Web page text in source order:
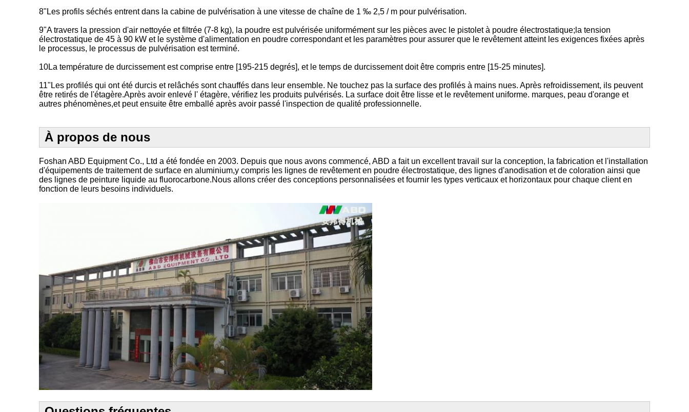
8"Les profils séchés entrent dans la cabine de pulvérisation à une vitesse de chaîne de 1 ‰ 2,5 / m pour pulvérisation.
9"A travers la pression d'air nettoyée et filtrée (7-8 kg), la poudre est pulvérisée uniformément sur les pièces avec le pistolet à poudre électrostatique;la tension
électrostatique de 45 à 90 kW et le système d'alimentation en poudre correspondant et les paramètres pour assurer que le revêtement atteint les exigences fixées après
le processus, le processus de pulvérisation est terminé.
10La température de durcissement est comprise entre [195-215 degrés], et le temps de durcissement doit être compris entre [15-25 minutes].
11"Les profilés qui ont été durcis et relâchés sont chauffés dans leur ensemble. Ne touchez pas la surface des profilés à mains nues. Après refroidissement, ils peuvent
être retirés de l'étagère.Après avoir enlevé l' étagère, vérifiez les produits pulvérisés. La surface doit être lisse et le revêtement uniforme. marques, peau d'orange et
autres phénomènes,et peut ensuite être emballé après avoir passé l'inspection de qualité professionnelle.
À propos de nous
Foshan ABD Equipment Co., Ltd a été fondée en 2003. Depuis que nous avons commencé, ABD a fait un excellent travail sur la conception, la fabrication et l'installation
d'équipements de traitement de surface en aluminium,y compris les lignes de revêtement en poudre électrostatique, des lignes d'anodisation et de coloration ainsi que
des lignes de peinture liquide au fluorocarbone.Nous allons créer des conceptions personnalisées et fournir les types verticaux et horizontaux pour chaque client en
fonction de leurs besoins individuels.